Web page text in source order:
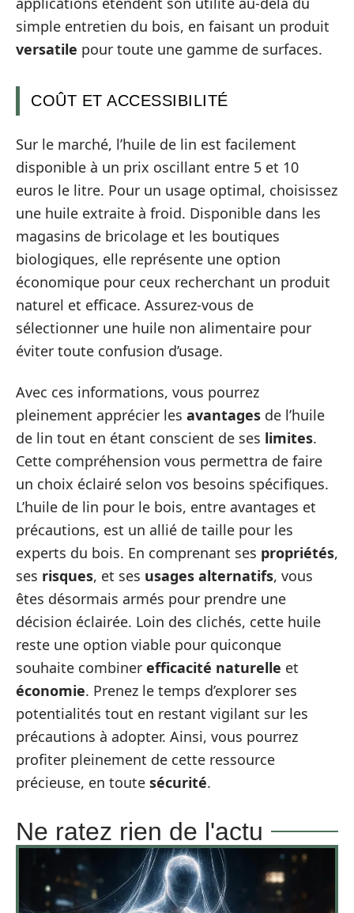
simple entretien du bois, en faisant un produit
versatile pour toute une gamme de surfaces.
COÛT ET ACCESSIBILITÉ
Sur le marché, l’huile de lin est facilement
disponible à un prix oscillant entre 5 et 10
euros le litre. Pour un usage optimal, choisissez
une huile extraite à froid. Disponible dans les
magasins de bricolage et les boutiques
biologiques, elle représente une option
économique pour ceux recherchant un produit
naturel et efficace. Assurez-vous de
sélectionner une huile non alimentaire pour
éviter toute confusion d’usage.
Avec ces informations, vous pourrez
pleinement apprécier les avantages de l’huile
de lin tout en étant conscient de ses limites.
Cette compréhension vous permettra de faire
un choix éclairé selon vos besoins spécifiques.
L’huile de lin pour le bois, entre avantages et
précautions, est un allié de taille pour les
experts du bois. En comprenant ses propriétés,
ses risques, et ses usages alternatifs, vous
êtes désormais armés pour prendre une
décision éclairée. Loin des clichés, cette huile
reste une option viable pour quiconque
souhaite combiner efficacité naturelle et
économie. Prenez le temps d’explorer ses
potentialités tout en restant vigilant sur les
précautions à adopter. Ainsi, vous pourrez
profiter pleinement de cette ressource
précieuse, en toute sécurité.
Ne ratez rien de l'actu